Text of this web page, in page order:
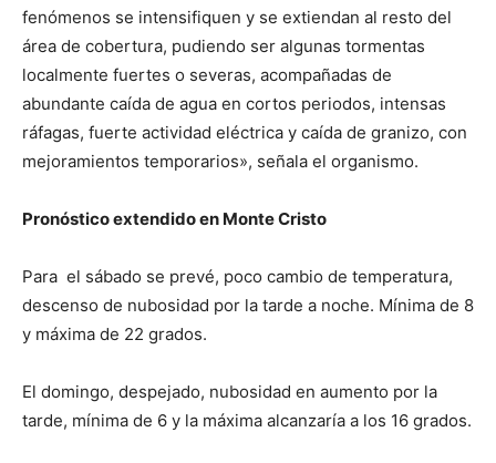
fenómenos se intensifiquen y se extiendan al resto del
área de cobertura, pudiendo ser algunas tormentas
localmente fuertes o severas, acompañadas de
abundante caída de agua en cortos periodos, intensas
ráfagas, fuerte actividad eléctrica y caída de granizo, con
mejoramientos temporarios», señala el organismo.
Pronóstico extendido en Monte Cristo
Para el sábado se prevé, poco cambio de temperatura,
descenso de nubosidad por la tarde a noche. Mínima de 8
y máxima de 22 grados.
El domingo, despejado, nubosidad en aumento por la
tarde, mínima de 6 y la máxima alcanzaría a los 16 grados.